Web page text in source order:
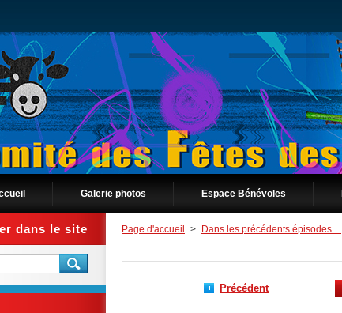
Galerie photos Espace Bénévoles
Page d'accueil > Dans les précédents épisodes ...
Précédent
dans le site